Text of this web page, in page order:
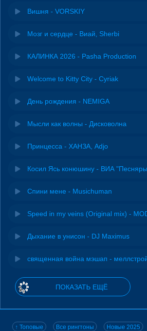
Вишня - VORSKIY
Мозг и сердце - Виай, Sherbi
КАЛИНКА 2026 - Pasha Production
Welcome to Kitty City - Cyriak
День рождения - NEMIGA
Мысли как волны - Дисковолна
Принцесса - ХАНЗА, Adjo
Косил Ясь конюшину - ВИА
Спини мене - Musichuman
Speed in my veins (Original mix) -
Дыхание в унисон - DJ Maximus
священная война мэшап -
ПОКАЗАТЬ ЕЩЁ
↑ Топовые Все рингтоны Новые 2025